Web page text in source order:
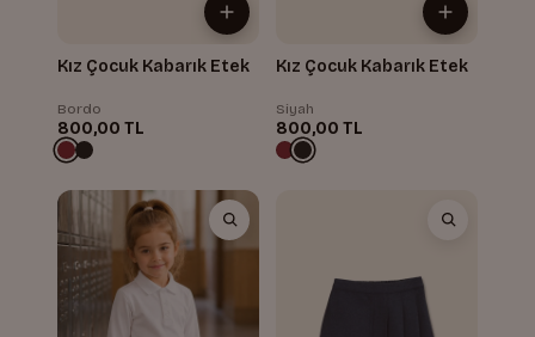
Kız Çocuk Kabarık Etek
Bordo
800,00 TL
Kız Çocuk Kabarık Etek
Siyah
800,00 TL